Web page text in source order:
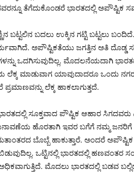
ತೆಗೆದುಕೊಂಡರೆ ಭಾರತದಲ್ಲಿ ಅಪೌಷ್ಟಿಕ
ಬಟ್ಟಲಿನ ಬದಲು ಉಕ್ಕಿನ ಗಟ್ಟಿ ಬಟ್ಟಲು
ಅಪೌಷ್ಟಿಕತೆಯು ಜಗತ್ತಿನ ಅತಿ ದೊಡ್ಡ
ಒದಗಿಸುವುದಿಲ್ಲ. ಮೊದಲನೆಯದಾಗಿ
ಮಾಡುವಾಗ ಯಾವುದಾದರೂ ಒಂದು
ಲೆಕ್ಕ ಹಾಕಲಾಗುತ್ತದೆ.
ಸೂಕ್ತವಾದ ಪೌಷ್ಟಿಕ ಆಹಾರ ಸಿಗದವರು
ಹೊರತಾಗಿ ಇವರ ಬಗೆಗೆ ನಮ್ಮ
ಬೊಬ್ಬೆ ಹಾಕುತ್ತಾರೆ. ಅಂದರೆ
ಒಟ್ಟಿನಲ್ಲಿ ಭಾರತದಲ್ಲಿ ಹಣವಂತರ
ಮೊದಲು ಭಾರತದಲ್ಲಿ ಬಡವ